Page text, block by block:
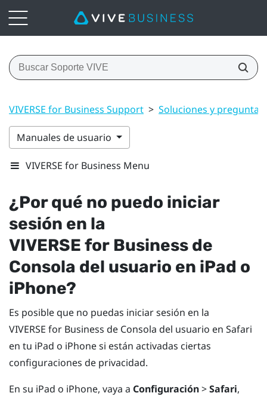
VIVERSE for Business Support > Soluciones y
Manuales de usuario
VIVERSE for Business Menu
¿Por qué no puedo iniciar
sesión en la
VIVERSE for Business de
Consola del usuario en iPad o
iPhone?
Es posible que no puedas iniciar sesión en la
VIVERSE for Business de Consola del usuario en Safari
en tu iPad o iPhonesi están activadas ciertas
configuraciones de privacidad.
En su iPad o iPhone, vaya a Configuración>Safari,